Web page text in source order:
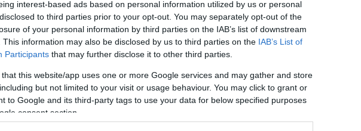
interest-based ads based on personal information utilized by us or personal
to third parties prior to your opt-out. You may separately opt-out of the
of your personal information by third parties on the IAB’s list of downstream
This information may also be disclosed by us to third parties on the IAB’s List of
Participants that may further disclose it to other third parties.
that this website/app uses one or more Google services and may gather and store
but not limited to your visit or usage behaviour. You may click to grant or
to Google and its third-party tags to use your data for below specified purposes
consent section.
Ομάδα
Flash.gr